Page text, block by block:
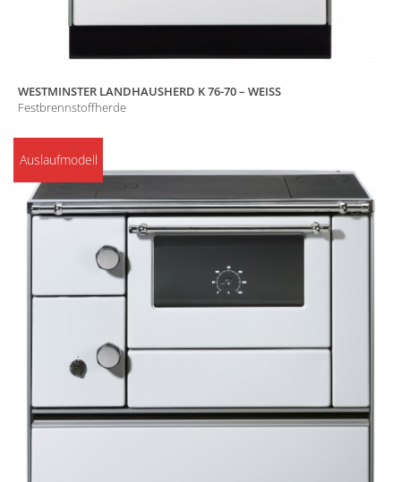
WESTMINSTER LANDHAUSHERD K 76-70 – WEISS
Festbrennstoffherde
Auslaufmodell